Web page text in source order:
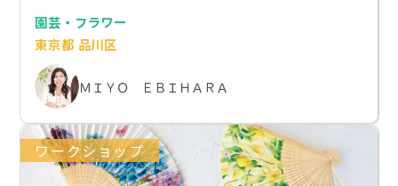
園芸・フラワー
東京都 品川区
ＭＩＹＯ ＥＢＩＨＡＲＡ
ワークショップ